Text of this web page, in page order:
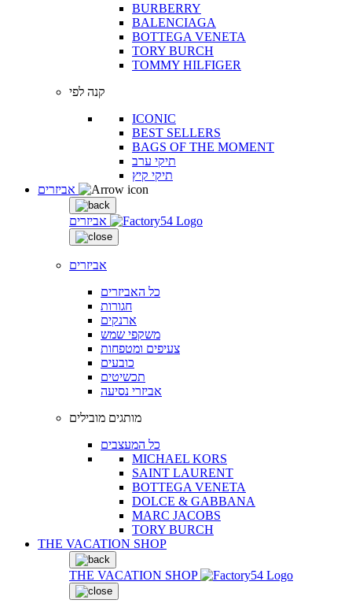
BURBERRY
BALENCIAGA
BOTTEGA VENETA
TORY BURCH
TOMMY HILFIGER
קנה לפי
ICONIC
BEST SELLERS
BAGS OF THE MOMENT
תיקי ערב
תיקי קיץ
אביזרים
אביזרים
כל האביזרים
חגורות
ארנקים
משקפי שמש
צעיפים ומטפחות
כובעים
תכשיטים
אביזרי נסיעה
מותגים מובילים
כל המעצבים
MICHAEL KORS
SAINT LAURENT
BOTTEGA VENETA
DOLCE & GABBANA
MARC JACOBS
TORY BURCH
THE VACATION SHOP
THE VACATION SHOP